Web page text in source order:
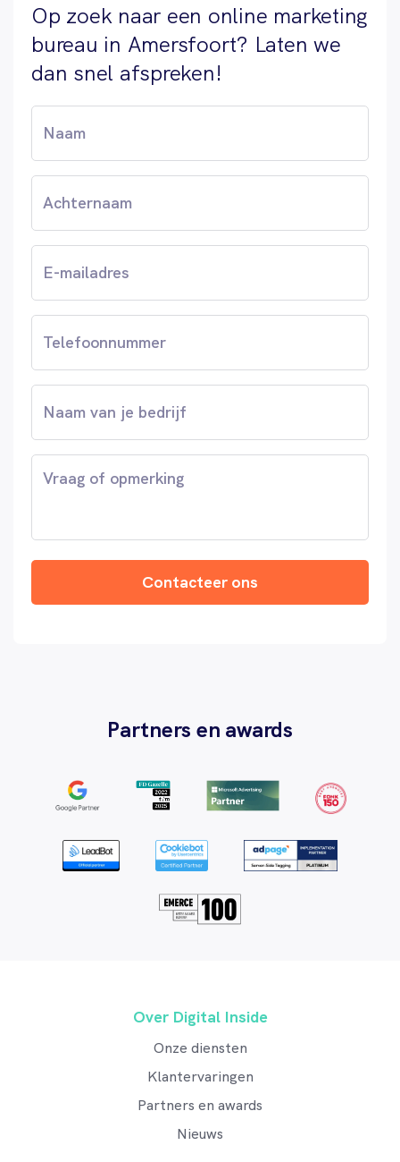
Op zoek naar een online marketing
bureau in Amersfoort? Laten we
dan snel afspreken!
Voornaam
Achternaam
Email
Telefoonnummer
Naam
van
je
bedrijf
Vraag
Contacteer ons
Partners en awards
Over Digital Inside
Onze diensten
Klantervaringen
Partners en awards
Nieuws